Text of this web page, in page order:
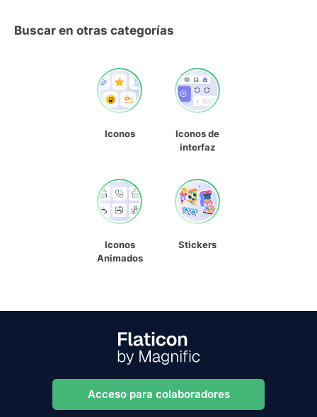
Buscar en otras categorías
Iconos
Iconos de
interfaz
Iconos
Animados
Stickers
Acceso para colaboradores